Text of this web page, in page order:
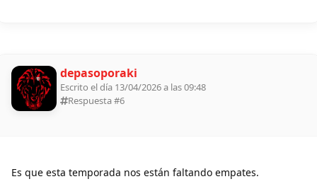
depasoporaki
Escrito el día 13/04/2026 a las 09:48
Respuesta #6
Es que esta temporada nos están faltando empates.